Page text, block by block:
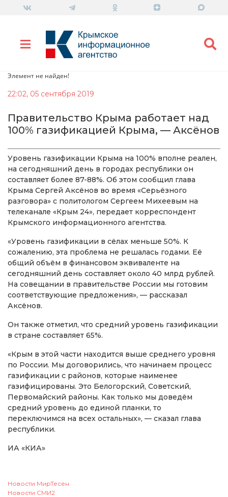
Элемент не найден!
22:02, 05 сентября 2019
Правительство Крыма работает над
100% газификацией Крыма, — Аксёнов
Уровень газификации Крыма на 100% вполне реален,
на сегодняшний день в городах республики он
составляет более 87-88%. Об этом сообщил глава
Крыма Сергей Аксёнов во время «Серьёзного
разговора» с политологом Сергеем Михеевым на
телеканале «Крым 24», передает корреспондент
Крымского информационного агентства.
«Уровень газификации в сёлах меньше 50%. К
сожалению, эта проблема не решалась годами. Её
общий объём в финансовом эквиваленте на
сегодняшний день составляет около 40 млрд рублей.
На совещании в правительстве России мы готовим
соответствующие предложения», — рассказал
Аксёнов.
Он также отметил, что средний уровень газификации
в стране составляет 65%.
«Крым в этой части находится выше среднего уровня
по России. Мы договорились, что начинаем процесс
газификации с районов, которые наименее
газифицированы. Это Белогорский, Советский,
Первомайский районы. Как только мы доведём
средний уровень до единой планки, то
переключимся на всех остальных», — сказал глава
республики.
ИА «КИА»
Новости МирТесен
Новости СМИ2